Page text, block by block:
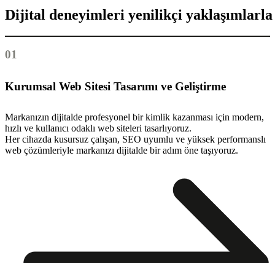
Dijital deneyimleri yenilikçi
01
Kurumsal Web Sitesi Tasarımı ve Geliştirme
Markanızın dijitalde profesyonel bir kimlik kazanması için modern,
hızlı ve kullanıcı odaklı web siteleri tasarlıyoruz.
Her cihazda kusursuz çalışan, SEO uyumlu ve yüksek performanslı
web çözümleriyle markanızı dijitalde bir adım öne taşıyoruz.